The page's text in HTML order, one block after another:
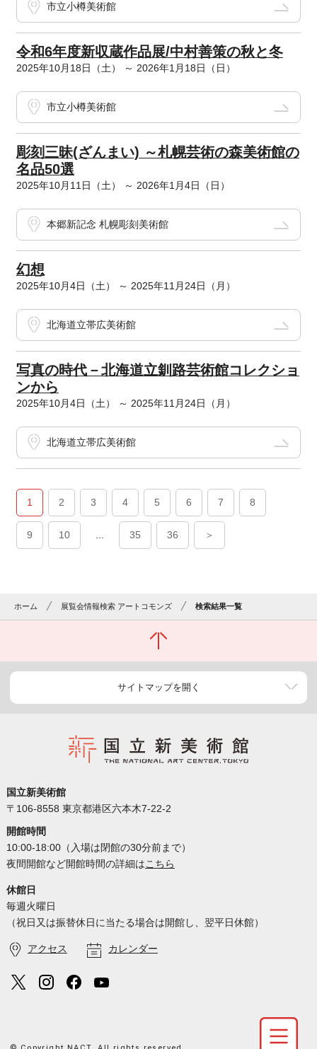
市立小樽美術館
令和6年度新収蔵作品展/中村善策の秋と冬
2025年10月18日（土） ～ 2026年1月18日（日）
市立小樽美術館
彫刻三昧(ざんまい) ～札幌芸術の森美術館の
名品50選
2025年10月11日（土） ～ 2026年1月4日（日）
本郷新記念 札幌彫刻美術館
幻想
2025年10月4日（土） ～ 2025年11月24日（月）
北海道立帯広美術館
写真の時代－北海道立釧路芸術館コレクショ
ンから
2025年10月4日（土） ～ 2025年11月24日（月）
北海道立帯広美術館
1 2 3 4 5 6 7 8
9 10 35 36 ＞
ホーム 展覧会情報検索 アートコモンズ 検索結果一覧
サイトマップを開く
国立新美術館
〒106-8558 東京都港区六本木7-22-2
開館時間
10:00-18:00（入場は閉館の30分前まで）
夜間開館など開館時間の詳細はこちら
休館日
毎週火曜日
（祝日又は振替休日に当たる場合は開館し、翌平日休館）
アクセス カレンダー